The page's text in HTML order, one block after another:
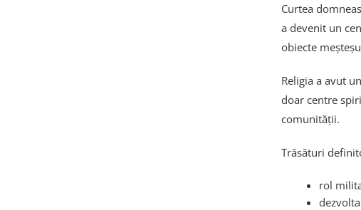
Curtea
a devenit un
obiecte
Religia a avut
doar centre
comunității.
Trăsături
rol